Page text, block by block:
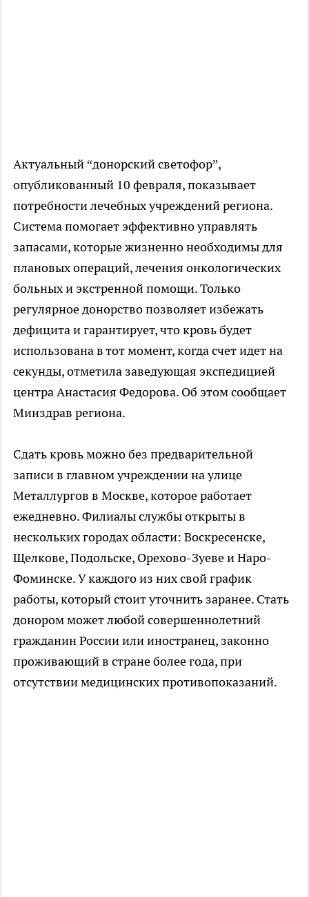
Актуальный “донорский светофор”,
опубликованный 10 февраля, показывает
потребности лечебных учреждений региона.
Система помогает эффективно управлять
запасами, которые жизненно необходимы для
плановых операций, лечения онкологических
больных и экстренной помощи. Только
регулярное донорство позволяет избежать
дефицита и гарантирует, что кровь будет
использована в тот момент, когда счет идет на
секунды, отметила заведующая экспедицией
центра Анастасия Федорова. Об этом сообщает
Минздрав региона.
Сдать кровь можно без предварительной
записи в главном учреждении на улице
Металлургов в Москве, которое работает
ежедневно. Филиалы службы открыты в
нескольких городах области: Воскресенске,
Щелкове, Подольске, Орехово-Зуеве и Наро-
Фоминске. У каждого из них свой график
работы, который стоит уточнить заранее. Стать
донором может любой совершеннолетний
гражданин России или иностранец, законно
проживающий в стране более года, при
отсутствии медицинских противопоказаний.